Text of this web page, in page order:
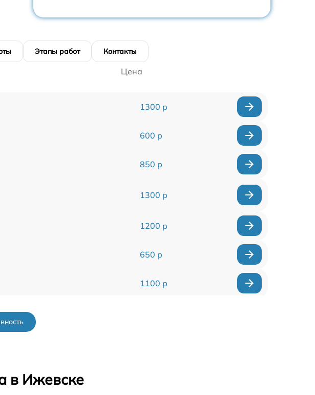
Этапы работ Контакты
Цена
1300 р
600 р
850 р
1300 р
1200 р
650 р
1100 р
в Ижевске